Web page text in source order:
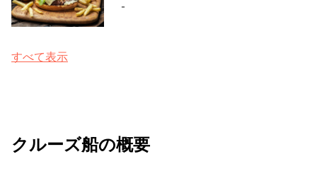
-
すべて表示
クルーズ船の概要